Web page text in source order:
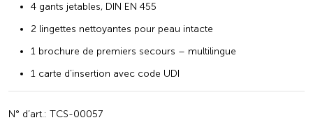
4 gants jetables, DIN EN 455
2 lingettes nettoyantes pour peau intacte
1 brochure de premiers secours – multilingue
1 carte d’insertion avec code UDI
N° d’art.: TCS-00057